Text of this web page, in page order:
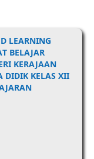
LEARNING
BELAJAR
KERAJAAN
DIDIK KELAS XII